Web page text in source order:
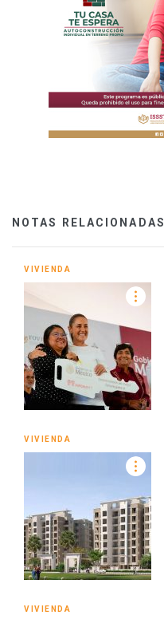
NOTAS RELACIONADAS
VIVIENDA
VIVIENDA
VIVIENDA